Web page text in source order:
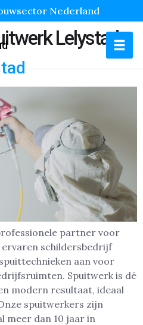
Nederland
Lelystad
partner voor
ervaren schildersbedrijf
aan voor
Spuitwerk is dé
modern resultaat, ideaal
spuitwerkers zijn
meer dan 10 jaar in